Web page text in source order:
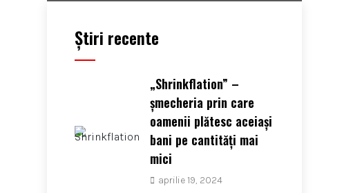
Ştiri recente
„Shrinkflation” –
şmecheria prin care
oamenii plătesc aceiaşi
bani pe cantităţi mai
mici
aprilie 19, 2024